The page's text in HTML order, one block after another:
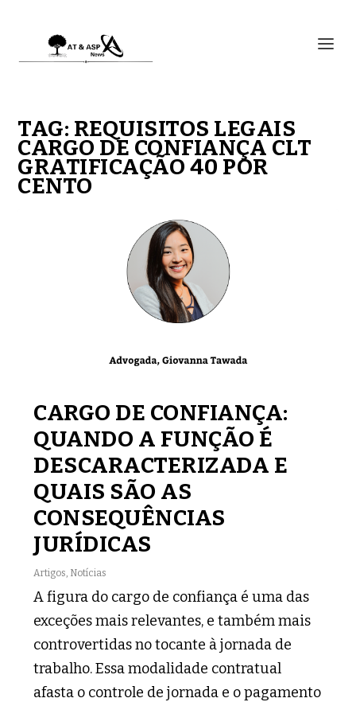
TAG: REQUISITOS LEGAIS
CARGO DE CONFIANÇA CLT
GRATIFICAÇÃO 40 POR
CENTO
CARGO DE CONFIANÇA:
QUANDO A FUNÇÃO É
DESCARACTERIZADA E
QUAIS SÃO AS
CONSEQUÊNCIAS
JURÍDICAS
Artigos Notícias
A figura do cargo de confiança é uma das
exceções mais relevantes, e também mais
controvertidas no tocante à jornada de
trabalho. Essa modalidade contratual
afasta o controle de jornada e o pagamento